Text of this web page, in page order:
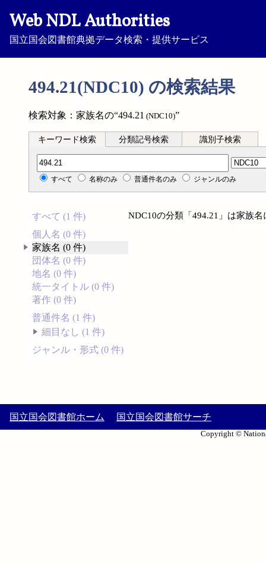
Web NDL Authorities
国立国会図書館典拠データ検索・提供サービス
494.21(NDC10) の検索結果
検索対象：家族名の“494.21 (NDC10)”
キーワード検索 分類記号検索 識別子検索
分類記号検索
すべて 名称のみ 普通件名のみ ジャンルのみ
すべて (1 件)
個人名 (0 件)
家族名 (0 件)
団体名 (0 件)
地名 (0 件)
統一タイトル (0 件)
著作 (0 件)
普通件名 (1 件)
細目なし (1 件)
ジャンル・形式 (0 件)
NDC10の分類「494.21」は家族
国立国会図書館ホーム 国立国会図書館サーチ
Copyright ©